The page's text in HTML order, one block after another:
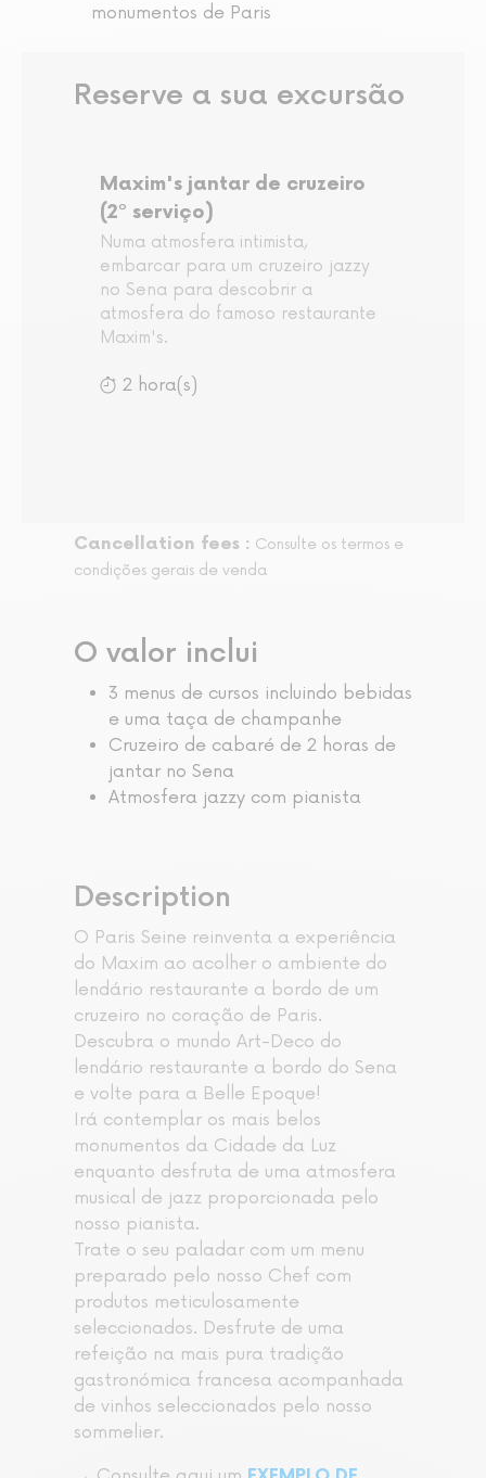
monumentos de Paris
Reserve a sua excursão
Maxim's jantar de cruzeiro
(2º serviço)
Numa atmosfera intimista,
embarcar para um cruzeiro jazzy
no Sena para descobrir a
atmosfera do famoso restaurante
Maxim's.
2 hora(s)
Cancellation fees : Consulte os termos e
condições gerais de venda
O valor inclui
3 menus de cursos incluindo bebidas
e uma taça de champanhe
Cruzeiro de cabaré de 2 horas de
jantar no Sena
Atmosfera jazzy com pianista
Description
O Paris Seine reinventa a experiência
do Maxim ao acolher o ambiente do
lendário restaurante a bordo de um
cruzeiro no coração de Paris.
Descubra o mundo Art-Deco do
lendário restaurante a bordo do Sena
e volte para a Belle Epoque!
Irá contemplar os mais belos
monumentos da Cidade da Luz
enquanto desfruta de uma atmosfera
musical de jazz proporcionada pelo
nosso pianista.
Trate o seu paladar com um menu
preparado pelo nosso Chef com
produtos meticulosamente
seleccionados. Desfrute de uma
refeição na mais pura tradição
gastronómica francesa acompanhada
de vinhos seleccionados pelo nosso
sommelier.